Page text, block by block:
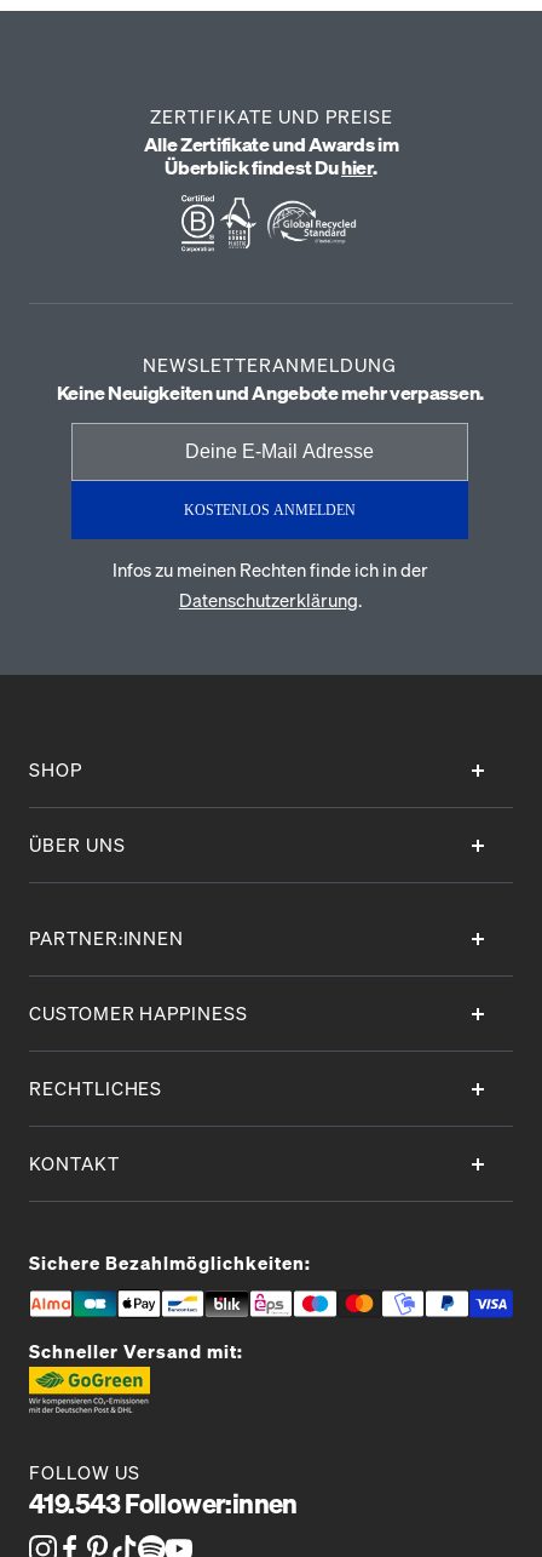
ZERTIFIKATE UND PREISE
Alle Zertifikate und Awards im
Überblick findest Duhier.
NEWSLETTERANMELDUNG
Keine Neuigkeiten und Angebote mehr verpassen.
KOSTENLOS ANMELDEN
Infos zu meinen Rechten finde ich in der
Datenschutzerklärung.
SHOP
ÜBER UNS
PARTNER:INNEN
CUSTOMER HAPPINESS
RECHTLICHES
KONTAKT
Sichere Bezahlmöglichkeiten:
Schneller Versand mit:
FOLLOW US
419.543 Follower:innen